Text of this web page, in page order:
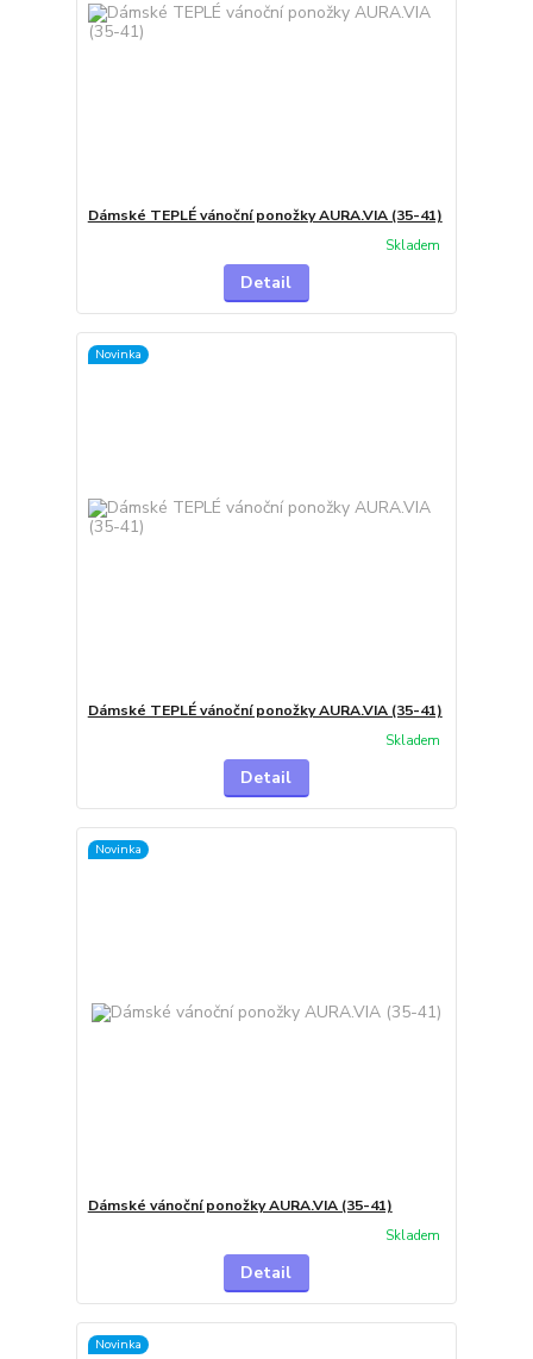
Dámské TEPLÉ vánoční ponožky AURA.VIA (35-41)
Skladem
Detail
Novinka
Dámské TEPLÉ vánoční ponožky AURA.VIA (35-41)
Skladem
Detail
Novinka
Dámské vánoční ponožky AURA.VIA (35-41)
Skladem
Detail
Novinka